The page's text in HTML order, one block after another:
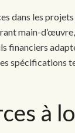
dans les
main-
financiers
spécifications
à